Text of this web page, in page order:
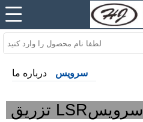
درباره ما سرویس
تزریق LSRسرویس